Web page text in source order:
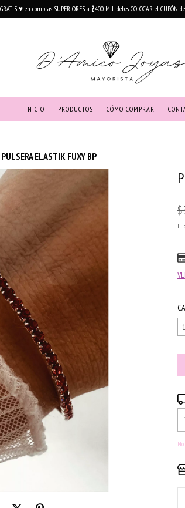
♥ en compras SUPERIORES a $400 MIL debes COLOCAR el CUPÓN
INICIO PRODUCTOS CÓMO COMPRAR
PULSERA ELASTIK FUXY BP
El